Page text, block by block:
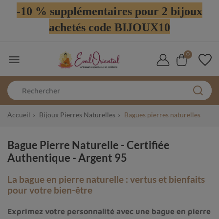
-10 % supplémentaires pour 2 bijoux
achetés code BIJOUX10
 0
Accueil Bijoux Pierres Naturelles Bagues pierres naturelles
Bague Pierre Naturelle - Certifiée
Authentique - Argent 95
La bague en pierre naturelle : vertus et bienfaits
pour votre bien-être
Exprimez votre personnalité avec une bague en pierre